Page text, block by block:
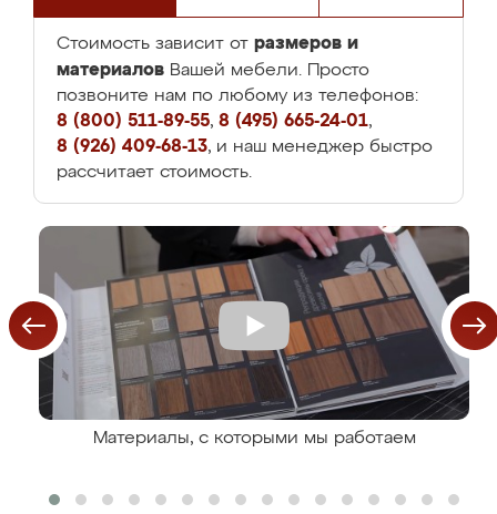
Стоимость зависит от размеров и
материалов Вашей мебели. Просто
позвоните нам по любому из телефонов:
8 (800) 511-89-55, 8 (495) 665-24-01,
8 (926) 409-68-13, и наш менеджер быстро
рассчитает стоимость.
Материалы, с которыми мы работаем